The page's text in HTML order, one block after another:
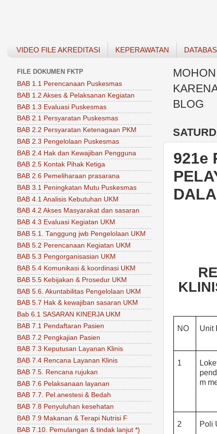
VIDEO FILE AKREDITASI KEPERAWATAN
BLOG
921e
NO Unit
1
m
2 Poli
FILE DOKUMEN FKTP
BAB 1.1 Perencanaan Puskesmas
BAB 1.2 Akses & Pelaksanan Kegiatan
BAB 1.3 Evaluasi Puskesmas
BAB 2.1 Persyaratan Puskesmas
BAB 2.2 Persyaratan Ketenagaan PKM
BAB 2.3 Pengelolaan Puskesmas
BAB 2.4 Hak dan Kewajiban Pengguna
BAB 2.5 Kontak Pihak Ketiga
BAB 2.6 Pemeliharaan prasarana
BAB 3.1 Peningkatan Mutu Puskesmas
BAB 4.1 Analisis Kebutuhan UKM
BAB 4.2 Akses Masyarakat dan sasaran
BAB 4.3 Evaluasi Kegiatan UKM
BAB 5.1. Tanggung jwb Pengelolaan UKM
BAB 5.2 Perencanaan Kegiatan UKM
BAB 5.3 Pengorganisasian UKM
BAB 5.4 Komunikasi & koordinasi UKM
BAB 5.5 Kebijakan & Prosedur UKM
BAB 5.6. Akuntabilitas Pengelolaan UKM
BAB 5.7 Hak & kewajiban sasaran UKM
Bab 6.1 SASARAN KINERJA UKM
BAB 7.1 Pendaftaran Pasien
BAB 7.2 Pengkajian Pasien
BAB 7.3 Keputusan Layanan Klinis
BAB 7.4 Rencana Layanan Klinis
BAB 7.5. Rencana rujukan
BAB 7.6 Pelaksanaan layanan
BAB 7.7. Pel.anestesi & Bedah
BAB 7.8 Penyuluhan kesehatan
BAB 7.9 Makanan & Terapi Nutrisi F
BAB 7.10. Pemulangan & tindak lanjut *)